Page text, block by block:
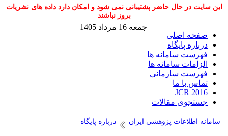
این سایت در حال حاضر پشتیبانی نمی شود و امکان دارد داده های نشریات
بروز نباشند
صفحه اصلی
درباره پایگاه
فهرست سامانه ها
الزامات سامانه ها
فهرست سازمانی
تماس با ما
JCR 2016
جستجوی مقالات
جمعه 16 مرداد 1405
سامانه اطلاعات پژوهشی ایران درباره پایگاه